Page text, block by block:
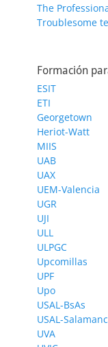
The
Troublesome
Formación
ESIT
ETI
Georgetown
Heriot-Watt
MIIS
UAB
UAX
UEM-Valencia
UGR
UJI
ULL
ULPGC
Upcomillas
UPF
Upo
USAL-BsAs
USAL-
UVA